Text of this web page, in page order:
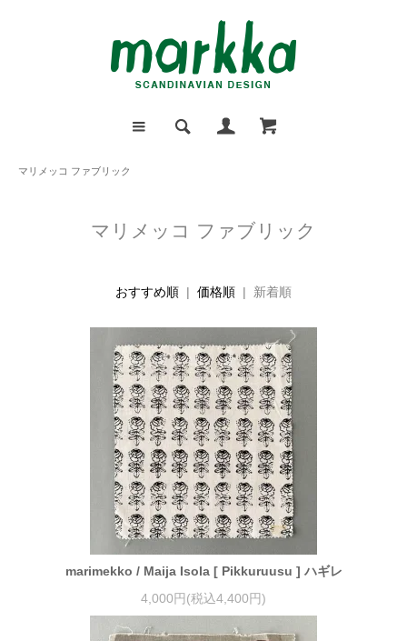
マリメッコ ファブリック
マリメッコ ファブリック
おすすめ順 | 価格順 | 新着順
marimekko / Maija Isola [ Pikkuruusu ] ハギレ
4,000円(税込4,400円)